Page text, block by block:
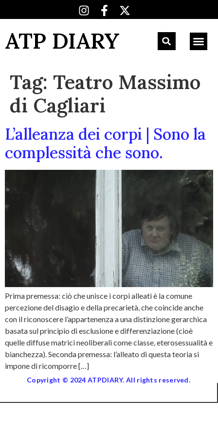
ATP DIARY
Tag: Teatro Massimo
di Cagliari
L’alleanza dei corpi | Sono la
complessità che sono.
Prima premessa: ciò che unisce i corpi alleati è la comune
percezione del disagio e della precarietà, che coincide anche
con il riconoscere l’appartenenza a una distinzione gerarchica
basata sul principio di esclusione e differenziazione (cioè
quelle diffuse matrici neoliberali come classe, eterosessualità e
bianchezza). Seconda premessa: l’alleato di questa teoria si
impone di ricomporre […]
Copyright © 2024 ATPDIARY. All rights reserved.